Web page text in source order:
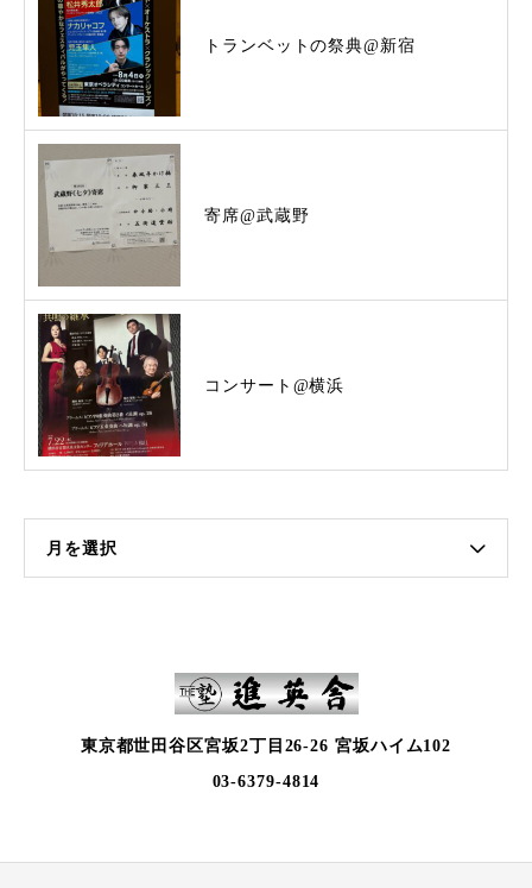
トランベットの祭典@新宿
寄席@武蔵野
コンサート@横浜
月を選択
東京都世田谷区宮坂2丁目26-26 宮坂ハイム102
03-6379-4814